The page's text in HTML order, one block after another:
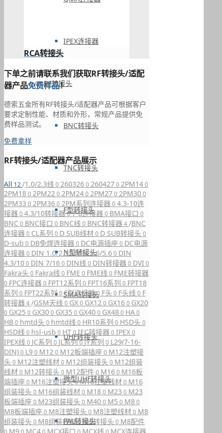
IPEX连接器
RF转接头
BNC转接头
TNC转接头
F型转接头
N型转接头
SMA转接头
UHF转接头
微型UHF转接头
PAL转接头
RCA转接头
下单之前请联系我们获取RF转接头/适配
器产品免费样品！
德索五金所有RF转接头/适配器产品可根据客户
要求定制性能、材质和外形，常规产品提供免
费样品测试。
免费拿样
RF转接头/适配器产品展示
All 12 /1.0/2.3线 0 260326 0 260427 0 2PM14 0
2PM18 0 2PM22 0 2PM24 0 2PM27 0 2PM30 0
2PM33 0 2PM36 0 2PM系列连接器 0 4.3-10连
接器 0 4.3/10转接器07-8连接器 0 BMA接口 0
BNC 0 BNC接口 0 BNC线 0 BNC转接器 4 /BNC
连接器 0 CL系列 0 D SUB线材 0 D SUB转接头 0
D-sub 0 DB免焊连接器 0 DC电源插座 0 DC电源
连接器 0 DIN 1.0/2.30DIN 1.6/5.6 0 DIN
4.3/10 0 DIN 7/16 0 DIN线 0 DIN转接器 0 DVI 0
Fakra头 0 Fakra线 0 FME 0 FME线 0 FME转接器
0 FPC连接器 0 FPT12系列 0 FPT16系列 0 FPT18
系列 0 FPT22系列 0 F型连接器0 F头 0 F头线 0 F
转接器 4 /GSM天线 0 GX 0 GX12 0 GX16 0 GX20
0 GX25 0 GX30 0 GX35 0 GX40 0 GX48 0 HA 0
HB 0 hmtd头 0 hmtd线 0 HR10系列 0 HSD头 0
HSD线 0 hsl-usb 0 HT 0 IEC转接器 0 IPEX 0
IPEX线 0 JC系列 0 JL系列0JY系列 0 L29(7-16-
DIN) 0 L9 0 M12 0 M12板端插座 0 M12注塑接
头 0 M12注塑线材 0 M12组装接头 0 M12组装
线材 0 M12转接头 0 M12配件 0 M16 0 M16板
端插座 0 M16注塑接头0M16注塑线材 0 M16
组装接头 0 M16组装线材 0 M18 0 M23 0 M23
板端插座 0 M23组装接头 0 M40 0 M5 0 M8 0
M8板端插座 0 M8注塑接头 0 M8注塑线材 0 M8
组装接头 0 M8组装线材0M8转接头 0 M8配件